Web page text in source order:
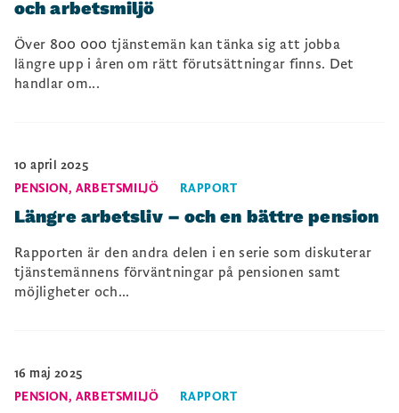
och arbetsmiljö
Över 800 000 tjänstemän kan tänka sig att jobba
längre upp i åren om rätt förutsättningar finns. Det
handlar om...
10 april 2025
PENSION, ARBETSMILJÖ RAPPORT
Längre arbetsliv – och en bättre pension
Rapporten är den andra delen i en serie som diskuterar
tjänstemännens förväntningar på pensionen samt
möjligheter och...
16 maj 2025
PENSION, ARBETSMILJÖ RAPPORT